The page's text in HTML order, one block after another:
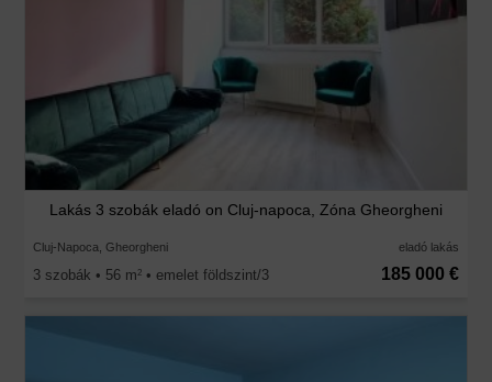
Lakás 3 szobák eladó on Cluj-napoca, Zóna Gheorgheni
Cluj-Napoca, Gheorgheni eladó lakás
3 szobák • 56 m2 • emelet földszint/3 185 000 €